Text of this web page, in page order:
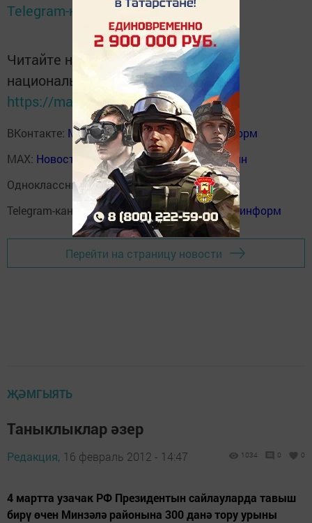
Telegram-канале
Татмедиа
Читайте новости Татарстана в
национальном мессенджере MАХ:
https://max.ru/tatmedia
ВКонтакте: Мензелинск news - Мензеля-информ
MAX: Новости Мензелинска - Мензеля онлайн
Одноклассники:ok.ru/menzelinsk
Telegram-канал:Мензелинск news - Мензеля-информ
Перейти на страницу новости
ҖӘМГЫЯТЬ
Таныклыклар әзер
Редакция, 16 февраль 2012 - 14:47 1034 0 0
4 мартта узачак РФ Президентын сайлауларда тавыш
бирү өчен Минзәлә районына 300 данә тору урыны